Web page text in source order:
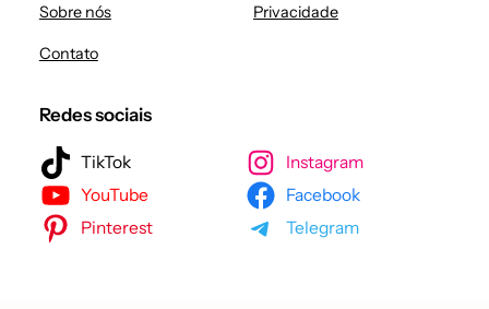
Sobre nós Privacidade
Contato
Redes sociais
TikTok
Instagram
YouTube
Facebook
Pinterest
Telegram